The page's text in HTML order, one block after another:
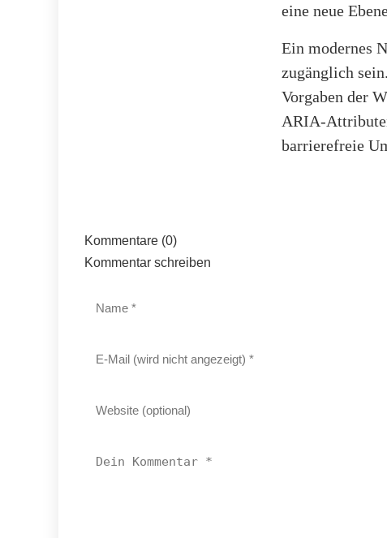
eine neue
Ein modernes
zugänglich
Vorgaben der
ARIA-
barrierefreie
Kommentare (0)
Kommentar schreiben